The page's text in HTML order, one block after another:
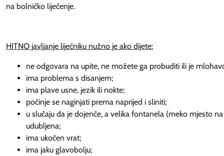
na bolničko liječenje.
HITNO javljanje liječniku nužno je ako dijete:
ne odgovara na upite, ne možete ga probuditi ili je
ima problema s disanjem;
ima plave usne, jezik ili nokte;
počinje se naginjati prema naprijed i sliniti;
u slučaju da je dojenče, a velika fontanela (meko mjesto
udubljena;
ima ukočen vrat;
ima jaku glavobolju;